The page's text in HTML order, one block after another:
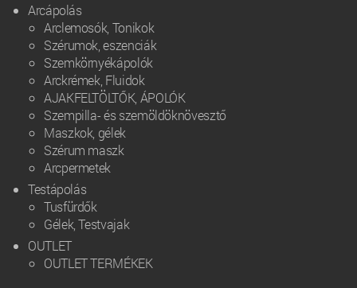
Arcápolás
Arclemosók, Tonikok
Szérumok, eszenciák
Szemkörnyékápolók
Arckrémek, Fluidok
AJAKFELTÖLTŐK, ÁPOLÓK
Szempilla- és szemöldöknövesztő
Maszkok, gélek
Szérum maszk
Arcpermetek
Testápolás
Tusfürdők
Gélek, Testvajak
OUTLET
OUTLET TERMÉKEK